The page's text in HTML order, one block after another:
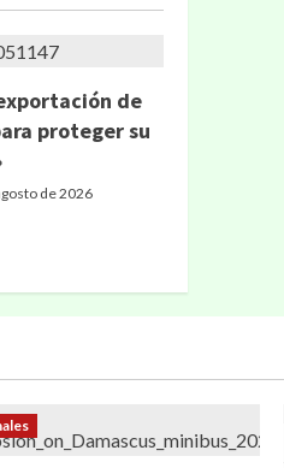
de
proteger su
de 2026